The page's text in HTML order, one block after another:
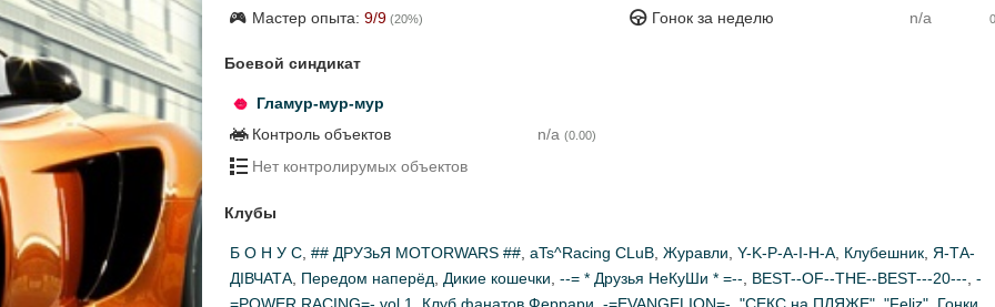
Мастер опыта: 9/9 (20%) Гонок за неделю n/a 0
Боевой синдикат
Гламур-мур-мур
Контроль объектов
n/a (0.00)
Нет контролирумых объектов
Клубы
Б О Н У С ## ДРУЗьЯ MOTORWARS ## aTs^Racing CLuB Журавли Y-K-P-A-I-H-A Клубешник Я-ТА-
ДIВЧАТА Передом наперёд Дикие кошечки --= * Друзья НеКуШи * =-- BEST--OF--THE--BEST---20--- -